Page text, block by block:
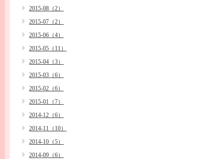
2015-08（2）
2015-07（2）
2015-06（4）
2015-05（11）
2015-04（3）
2015-03（6）
2015-02（6）
2015-01（7）
2014-12（6）
2014-11（10）
2014-10（5）
2014-09（6）